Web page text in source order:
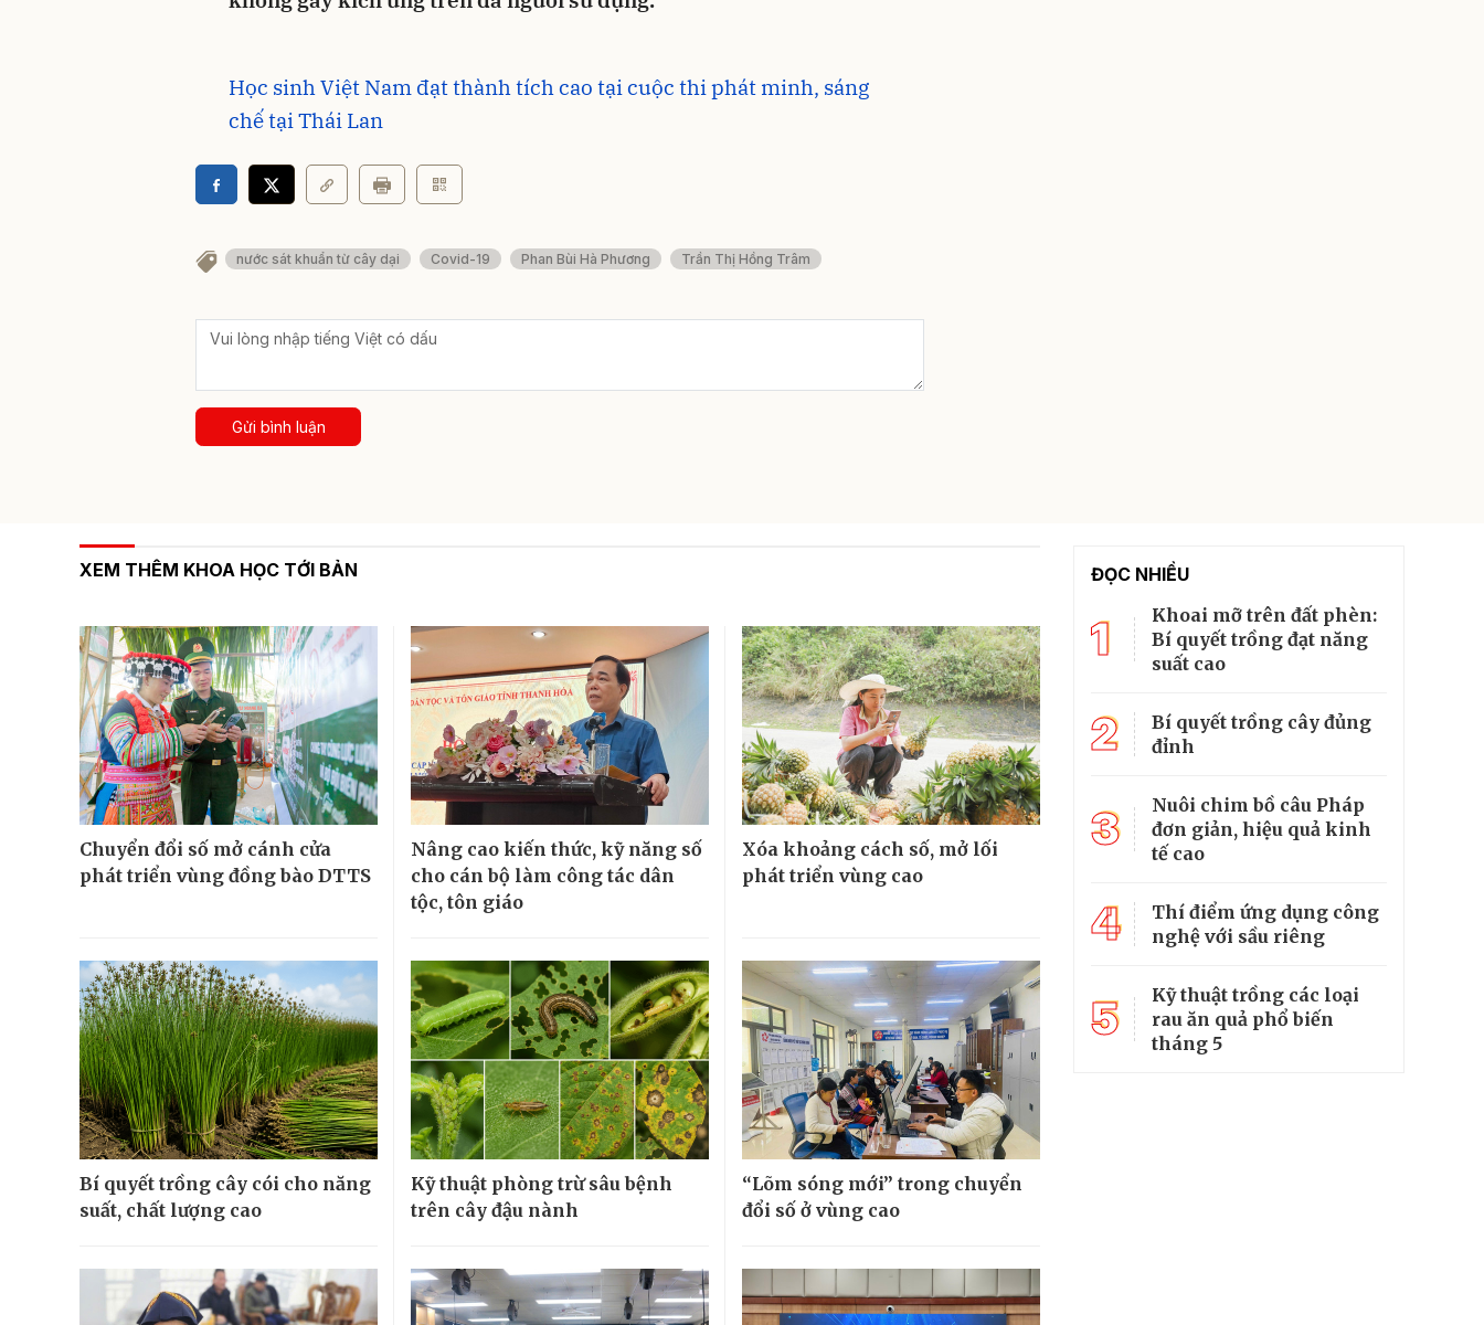
Học sinh Việt Nam đạt thành tích cao tại cuộc thi phát minh, sáng
chế tại Thái Lan
nước sát khuẩn từ cây dại Covid-19 Phan Bùi Hà Phương Trần Thị Hồng Trâm
Gửi bình luận
XEM THÊM KHOA HỌC TỚI BẢN
Chuyển đổi số mở cánh cửa
phát triển vùng đồng bào DTTS
Nâng cao kiến thức, kỹ năng số
cho cán bộ làm công tác dân
tộc, tôn giáo
Xóa khoảng cách số, mở lối
phát triển vùng cao
Bí quyết trồng cây cói cho năng
suất, chất lượng cao
Kỹ thuật phòng trừ sâu bệnh
trên cây đậu nành
“Lõm sóng mới” trong chuyển
đổi số ở vùng cao
ĐỌC NHIỀU
1
Khoai mỡ trên đất phèn:
Bí quyết trồng đạt năng
suất cao
2
Bí quyết trồng cây đủng
đỉnh
3
Nuôi chim bồ câu Pháp
đơn giản, hiệu quả kinh
tế cao
4
Thí điểm ứng dụng công
nghệ với sầu riêng
5
Kỹ thuật trồng các loại
rau ăn quả phổ biến
tháng 5